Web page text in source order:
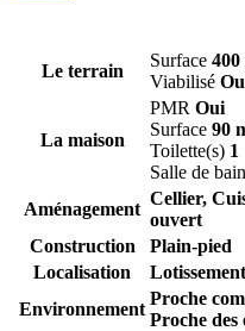
Le terrain
Surface 400
Viabilisé
La maison
PMR Oui
Surface 90
Toilette(s) 1
Salle de
Aménagement
Cellier,
ouvert
Construction
Plain-pied
Localisation
Lotissement
Environnement
Proche
Proche des